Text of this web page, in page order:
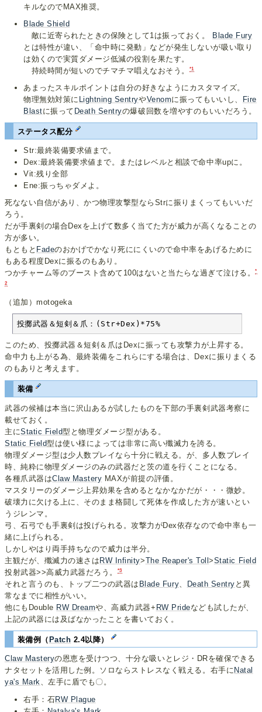
キルなのでMAX推奨。
Blade Shield
敵に近寄られたときの保険として1は振っておく。 Blade Fury
とは特性が違い、「命中時に発動」などが発生しないが吸い取り
は効くので実質ダメージ低減の役割を果たす。
持続時間が短いのでチマチマ唱えなおそう。
*1
あまったスキルポイントは自分の好きなようにカスタマイズ。
物理無効対策に Lightning SentryやVenomに振ってもいいし、
Fire
Blastに振って Death Sentryの爆破回数を増やすのもいいだろう。
ステータス配分
Str:最終装備要求値まで。
Dex:最終装備要求値まで。またはレベルと相談で命中率upに。
Vit:残り全部
Ene:振っちゃダメよ。
死なない自信があり、かつ物理攻撃型ならStrに振りまくってもいいだ
ろう。
だが手裏剣の場合Dexを上げて数多く当てた方が威力が高くなることの
方が多い。
もともと Fadeのおかげでかなり死ににくいので命中率をあげるために
もある程度Dexに振るのもあり。
つかチャーム等のブースト含めて100はないと当たらな過ぎて泣ける。*
2
（追加）motogeka
投擲武器＆短剣＆爪：(Str+Dex)*75%
このため、投擲武器＆短剣＆爪はDexに振っても攻撃力が上昇する。
命中力も上がる為、最終装備をこれらにする場合は、Dexに振りまくる
のもありと考えます。
装備
武器の候補は本当に沢山あるが試したものを下部の手裏剣武器考察に
載せておく。
主にStatic Field型と物理ダメージ型がある。
Static Field型は使い様によっては非常に高い殲滅力を誇る。
物理ダメージ型は少人数プレイなら十分に戦える。が、多人数プレイ
時、純粋に物理ダメージのみの武器だと茨の道を行くことになる。
各種爪武器はClaw Mastery MAXが前提の評価。
マスタリーのダメージ上昇効果を含めるとなかなかだが・・・微妙。
破壊力に欠ける上に、そのまま格闘して死体を作成した方が速いとい
うジレンマ。
弓、石弓でも手裏剣は投げられる。攻撃力がDex依存なので命中率も一
緒に上げられる。
しかしやはり両手持ちなので威力は半分。
主観だが、殲滅力の速さは RW Infinity>The Reaper's Toll>Static Field
投射武器>>高威力武器だろう。
*3
それと言うのも、トップ二つの武器は Blade Fury、 Death Sentry と異
常なまでに相性がいい。
他にもDouble RW Dreamや、高威力武器+ RW Prideなども試したが、
上記の武器には及ばなかったことを書いておく。
装備例（ Patch 2.4以降）
Claw Masteryの恩恵を受けつつ、十分な吸いとレジ・DRを確保できる
ナタセットを活用した例。ソロならストレスなく戦える。右手に Natal
ya's Mark、左手に盾でも〇。
右手：石RW Plague